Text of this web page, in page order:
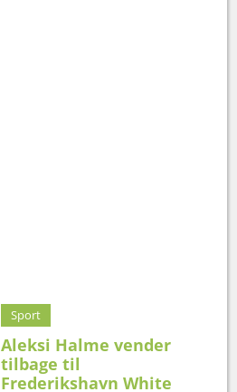
Sport
Aleksi Halme vender
tilbage til
Frederikshavn White